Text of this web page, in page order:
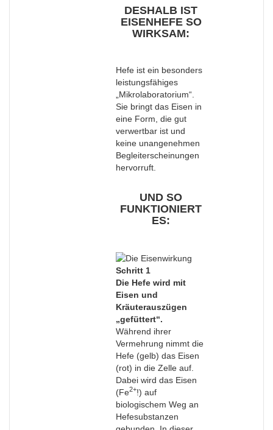
DESHALB IST
EISENHEFE SO
WIRKSAM:
Hefe ist ein besonders
leistungsfähiges
„Mikrolaboratorium“.
Sie bringt das Eisen in
eine Form, die gut
verwertbar ist und
keine unangenehmen
Begleiterscheinungen
hervorruft.
UND SO
FUNKTIONIERT
ES:
Schritt 1
Die Hefe wird mit
Eisen und
Kräuterauszügen
„gefüttert“.
Während ihrer
Vermehrung nimmt die
Hefe (gelb) das Eisen
(rot) in die Zelle auf.
Dabei wird das Eisen
(Fe2+!) auf
biologischem Weg an
Hefesubstanzen